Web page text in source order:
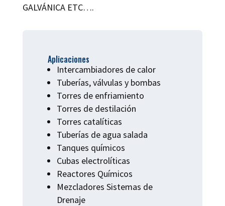
GALVÁNICA ETC….
Aplicaciones
Intercambiadores de calor
Tuberías, válvulas y bombas
Torres de enfriamiento
Torres de destilación
Torres catalíticas
Tuberías de agua salada
Tanques químicos
Cubas electrolíticas
Reactores Químicos
Mezcladores Sistemas de
Drenaje